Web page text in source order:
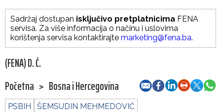
Sadržaj dostupan isključivo pretplatnicima FENA
servisa. Za više informacija o načinu i uslovima
korištenja servisa kontaktirajte marketing@fena.ba.
(FENA) D. Ć.
Početna > Bosna i Hercegovina
PSBIH
ŠEMSUDIN MEHMEDOVIĆ